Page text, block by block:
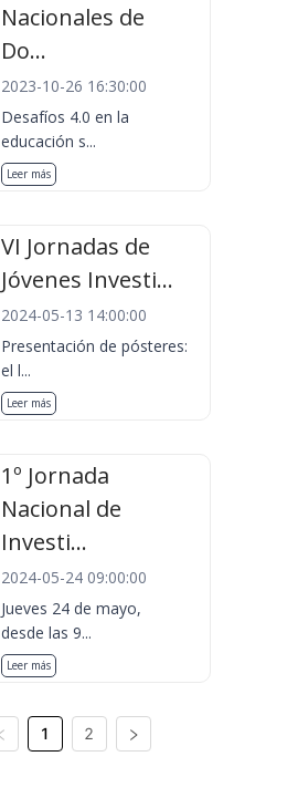
Nacionales de
Do...
2023-10-26 16:30:00
Desafíos 4.0 en la
educación s...
Leer más
VI Jornadas de
Jóvenes Investi...
2024-05-13 14:00:00
Presentación de pósteres:
el l...
Leer más
1º Jornada
Nacional de
Investi...
2024-05-24 09:00:00
Jueves 24 de mayo,
desde las 9...
Leer más
1 2